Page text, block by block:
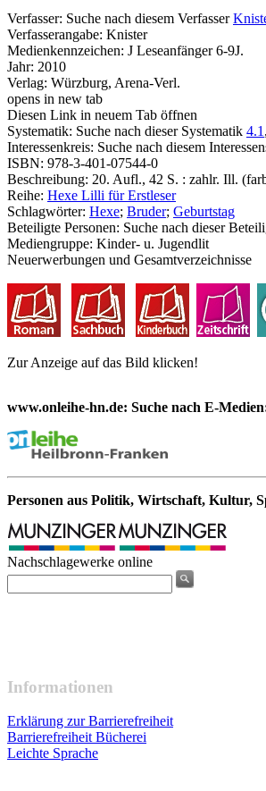
Verfasser: Suche nach diesem Verfasser
Verfasserangabe: Knister
Medienkennzeichen: J Leseanfänger 6-9J.
Jahr: 2010
Verlag: Würzburg, Arena-Verl.
opens in new tab
Diesen Link in neuem Tab öffnen
Systematik: Suche nach dieser Systematik 4.1 ,
Interessenkreis: Suche nach diesem
ISBN: 978-3-401-07544-0
Beschreibung: 20. Aufl., 42 S. : zahlr. Ill.
Reihe: Hexe Lilli für Erstleser
Schlagwörter: Hexe; Bruder; Geburtstag
Beteiligte Personen: Suche nach dieser
Mediengruppe: Kinder- u. Jugendlit
Neuerwerbungen und Gesamtverzeichnisse
Zur Anzeige auf das Bild klicken!
www.onleihe-hn.de: Suche nach E-
Personen aus Politik, Wirtschaft, Kultur,
Nachschlagewerke online
Informationen
Erklärung zur Barrierefreiheit
Barrierefreiheit Bücherei
Leichte Sprache